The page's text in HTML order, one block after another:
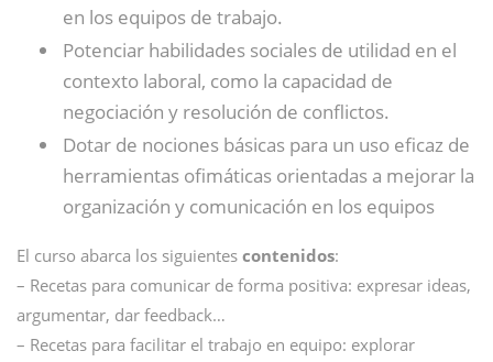
en los equipos de trabajo.
Potenciar habilidades sociales de utilidad en el
contexto laboral, como la capacidad de
negociación y resolución de conflictos.
Dotar de nociones básicas para un uso eficaz de
herramientas ofimáticas orientadas a mejorar la
organización y comunicación en los equipos
El curso abarca los siguientes contenidos:
– Recetas para comunicar de forma positiva: expresar ideas,
argumentar, dar feedback…
– Recetas para facilitar el trabajo en equipo: explorar